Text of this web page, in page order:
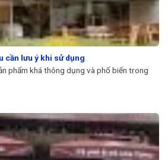
cần lưu ý khi sử dụng
phẩm khá thông dụng và phổ biến trong